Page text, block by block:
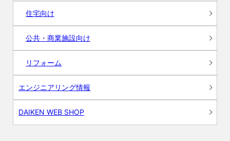
住宅向け
公共・商業施設向け
リフォーム
エンジニアリング情報
DAIKEN WEB SHOP